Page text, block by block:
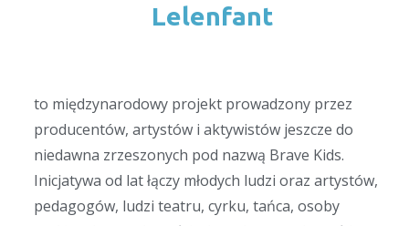
Lelenfant
to międzynarodowy projekt prowadzony przez
producentów, artystów i aktywistów jeszcze do
niedawna zrzeszonych pod nazwą Brave Kids.
Inicjatywa od lat łączy młodych ludzi oraz artystów,
pedagogów, ludzi teatru, cyrku, tańca, osoby